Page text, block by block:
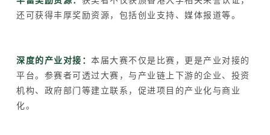
还可获得丰厚奖励资源，包括创业支持、媒体报道等。
深度的产业对接： 本届大赛不仅是比赛，更是产业对接的
平台。参赛者可透过大赛，与产业链上下游的企业、投资
机构、政府部门等建立联系，促进项目的产业化与商业
化。